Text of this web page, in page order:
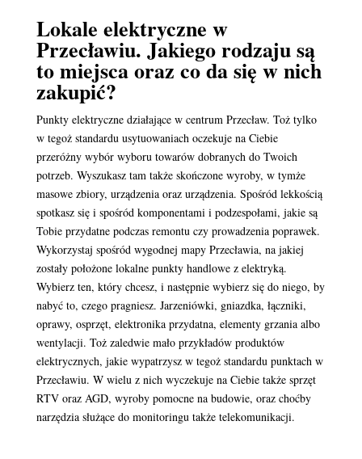
Lokale elektryczne w
Przecławiu. Jakiego rodzaju są
to miejsca oraz co da się w nich
zakupić?
Punkty elektryczne działające w centrum Przecław. Toż tylko
w tegoż standardu usytuowaniach oczekuje na Ciebie
przeróżny wybór wyboru towarów dobranych do Twoich
potrzeb. Wyszukasz tam także skończone wyroby, w tymże
masowe zbiory, urządzenia oraz urządzenia. Spośród lekkością
spotkasz się i spośród komponentami i podzespołami, jakie są
Tobie przydatne podczas remontu czy prowadzenia poprawek.
Wykorzystaj spośród wygodnej mapy Przecławia, na jakiej
zostały położone lokalne punkty handlowe z elektryką.
Wybierz ten, który chcesz, i następnie wybierz się do niego, by
nabyć to, czego pragniesz. Jarzeniówki, gniazdka, łączniki,
oprawy, osprzęt, elektronika przydatna, elementy grzania albo
wentylacji. Toż zaledwie mało przykładów produktów
elektrycznych, jakie wypatrzysz w tegoż standardu punktach w
Przecławiu. W wielu z nich wyczekuje na Ciebie także sprzęt
RTV oraz AGD, wyroby pomocne na budowie, oraz choćby
narzędzia służące do monitoringu także telekomunikacji.